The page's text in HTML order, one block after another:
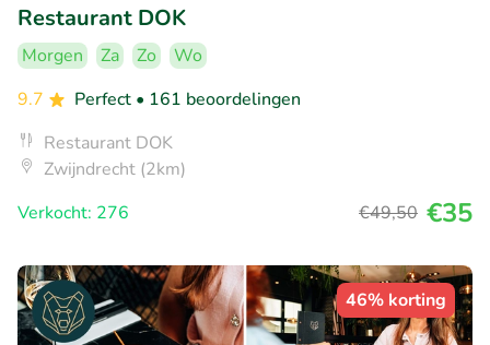
Restaurant DOK
Morgen Za Zo
Wo
9.7
Perfect • 161 beoordelingen
Restaurant DOK
Zwijndrecht (2km)
Verkocht: 276
€49,50 €35
46% korting